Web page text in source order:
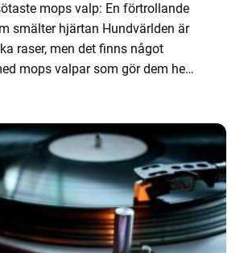
mops valp: En förtrollande
smälter hjärtan Hundvärlden är
raser, men det finns något
mops valpar som gör dem helt